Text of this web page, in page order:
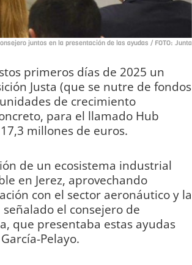
juntos en la presentación de las ayudas / FOTO: Junta
primeros días de 2025 un
Justa (que se nutre de fondos
de crecimiento
para el llamado Hub
millones de euros.
de un ecosistema industrial
en Jerez, aprovechando
con el sector aeronáutico y la
el consejero de
que presentaba estas ayudas
Pelayo.